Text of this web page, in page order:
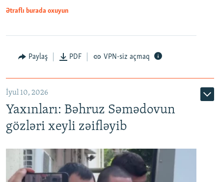
Ətraflı burada oxuyun
Paylaş PDF VPN-siz açmaq
İyul 10, 2026
Yaxınları: Bəhruz Səmədovun
gözləri xeyli zəifləyib